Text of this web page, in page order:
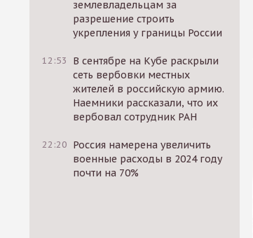
землевладельцам за
разрешение строить
укрепления у границы России
12:53
В сентябре на Кубе раскрыли
сеть вербовки местных
жителей в российскую армию.
Наемники рассказали, что их
вербовал сотрудник РАН
22:20 Россия намерена увеличить
военные расходы в 2024 году
почти на 70%